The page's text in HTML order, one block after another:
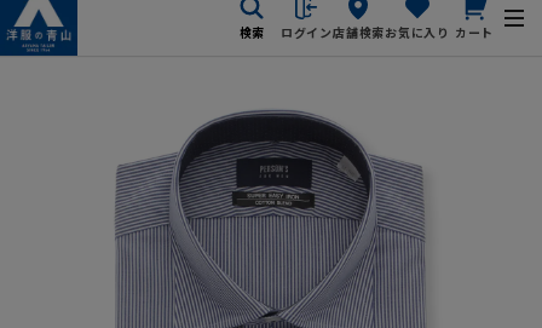
検索 ログイン店舗検索お気に入り カート